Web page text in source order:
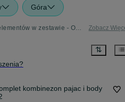
Góra
Komplety niemowlęce - kilka elementów w zestawie - OLX.pl Zobacz
kombinezon pajac i body